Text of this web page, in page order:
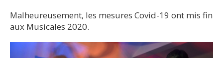
Malheureusement, les mesures Covid-19 ont mis fin
aux Musicales 2020.